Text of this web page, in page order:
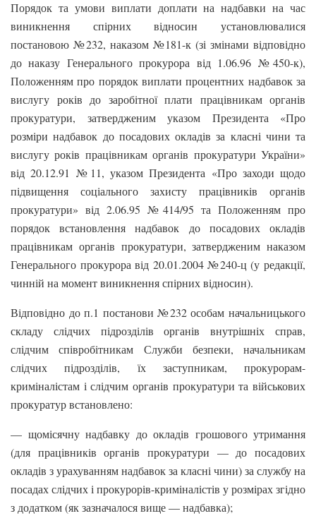
Порядок та умови виплати доплати на надбавки на час
виникнення спірних відносин установлювалися
постановою №232, наказом №181-к (зі змінами відповідно
до наказу Генерального прокурора від 1.06.96 №450-к),
Положенням про порядок виплати процентних надбавок за
вислугу років до заробітної плати працівникам органів
прокуратури, затвердженим указом Президента «Про
розміри надбавок до посадових окладів за класні чини та
вислугу років працівникам органів прокуратури України»
від 20.12.91 №11, указом Президента «Про заходи щодо
підвищення соціального захисту працівників органів
прокуратури» від 2.06.95 №414/95 та Положенням про
порядок встановлення надбавок до посадових окладів
працівникам органів прокуратури, затвердженим наказом
Генерального прокурора від 20.01.2004 №240-ц (у редакції,
чинній на момент виникнення спірних відносин).
Відповідно до п.1 постанови №232 особам начальницького
складу слідчих підрозділів органів внутрішніх справ,
слідчим співробітникам Служби безпеки, начальникам
слідчих підрозділів, їх заступникам, прокурорам-
криміналістам і слідчим органів прокуратури та військових
прокуратур встановлено:
— щомісячну надбавку до окладів грошового утримання
(для працівників органів прокуратури — до посадових
окладів з урахуванням надбавок за класні чини) за службу на
посадах слідчих і прокурорів-криміналістів у розмірах згідно
з додатком (як зазначалося вище — надбавка);